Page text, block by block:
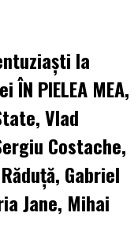
la
PIELEA MEA,
Vlad
Costache,
Gabriel
Jane, Mihai